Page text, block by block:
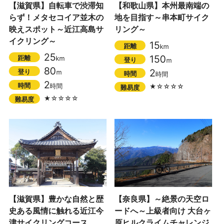
【滋賀県】自転車で渋滞知
らず！メタセコイア並木の
映えスポット～近江高島サ
イクリング～
距離 25km
登り
80m
時間
2時間
難易度
★☆☆☆☆
【和歌山県】本州最南端の
地を目指す～串本町サイク
リング～
距離 15km
登り
150m
時間
2時間
難易度
★☆☆☆☆
【滋賀県】豊かな自然と歴
史ある風情に触れる近江今
【奈良県】～絶景の天空ロ
ードへ～上級者向け 大台ヶ